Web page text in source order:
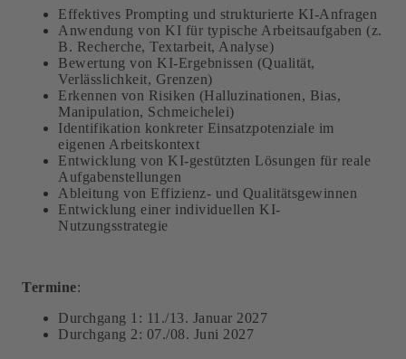
Effektives Prompting und strukturierte KI-Anfragen
Anwendung von KI für typische Arbeitsaufgaben (z.
B. Recherche, Textarbeit, Analyse)
Bewertung von KI-Ergebnissen (Qualität,
Verlässlichkeit, Grenzen)
Erkennen von Risiken (Halluzinationen, Bias,
Manipulation, Schmeichelei)
Identifikation konkreter Einsatzpotenziale im
eigenen Arbeitskontext
Entwicklung von KI-gestützten Lösungen für reale
Aufgabenstellungen
Ableitung von Effizienz- und Qualitätsgewinnen
Entwicklung einer individuellen KI-
Nutzungsstrategie
Termine:
Durchgang 1: 11./13. Januar 2027
Durchgang 2: 07./08. Juni 2027